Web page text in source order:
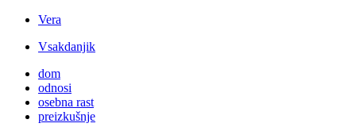
Vera
Vsakdanjik
dom
odnosi
osebna rast
preizkušnje